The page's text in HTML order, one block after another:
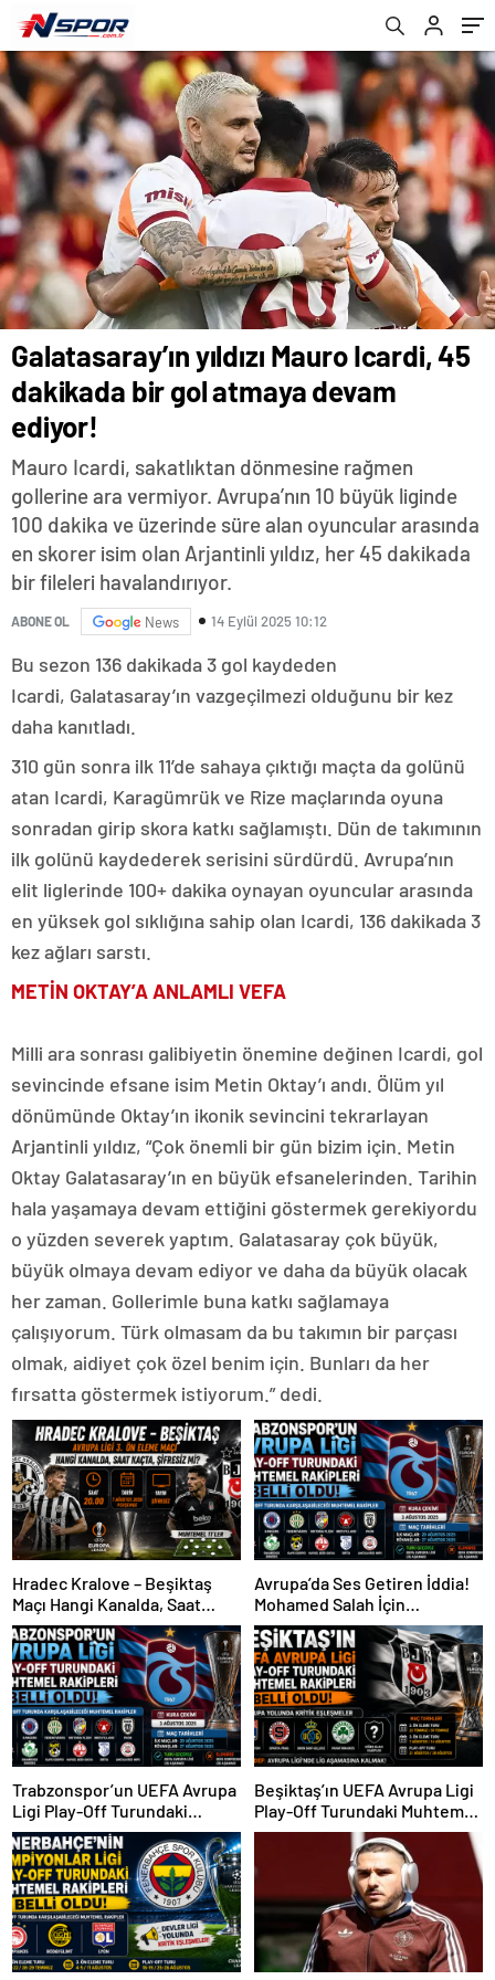
Galatasaray’ın yıldızı Mauro Icardi, 45
dakikada bir gol atmaya devam
ediyor!
Mauro Icardi, sakatlıktan dönmesine rağmen
gollerine ara vermiyor. Avrupa’nın 10 büyük liginde
100 dakika ve üzerinde süre alan oyuncular arasında
en skorer isim olan Arjantinli yıldız, her 45 dakikada
bir fileleri havalandırıyor.
ABONE OL News 14 Eylül 2025 10:12
Bu sezon 136 dakikada 3 gol kaydeden
Icardi, Galatasaray’ın vazgeçilmezi olduğunu bir kez
daha kanıtladı.
310 gün sonra ilk 11’de sahaya çıktığı maçta da golünü
atan Icardi, Karagümrük ve Rize maçlarında oyuna
sonradan girip skora katkı sağlamıştı. Dün de takımının
ilk golünü kaydederek serisini sürdürdü. Avrupa’nın
elit liglerinde 100+ dakika oynayan oyuncular arasında
en yüksek gol sıklığına sahip olan Icardi, 136 dakikada 3
kez ağları sarstı.
METİN OKTAY’A ANLAMLI VEFA
Milli ara sonrası galibiyetin önemine değinen Icardi, gol
sevincinde efsane isim Metin Oktay’ı andı. Ölüm yıl
dönümünde Oktay’ın ikonik sevincini tekrarlayan
Arjantinli yıldız, “Çok önemli bir gün bizim için. Metin
Oktay Galatasaray’ın en büyük efsanelerinden. Tarihin
hala yaşamaya devam ettiğini göstermek gerekiyordu
o yüzden severek yaptım. Galatasaray çok büyük,
büyük olmaya devam ediyor ve daha da büyük olacak
her zaman. Gollerimle buna katkı sağlamaya
çalışıyorum. Türk olmasam da bu takımın bir parçası
olmak, aidiyet çok özel benim için. Bunları da her
fırsatta göstermek istiyorum.” dedi.
Hradec Kralove – Beşiktaş
Maçı Hangi Kanalda, Saat
Kaçta, Şifresiz Mi?
Avrupa’da Ses Getiren İddia!
Mohamed Salah İçin
Trabzonspor Sürprizi
Trabzonspor’un UEFA Avrupa
Ligi Play-Off Turundaki
Muhtemel Rakipleri Belli
Oldu!
Beşiktaş’ın UEFA Avrupa Ligi
Play-Off Turundaki Muhtemel
Rakipleri Belli Oldu! Avrupa
Yolunda Kritik Eşleşmeler